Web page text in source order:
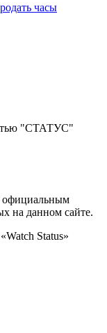
часы
"СТАТУС"
официальным
на данном сайте.
Status»